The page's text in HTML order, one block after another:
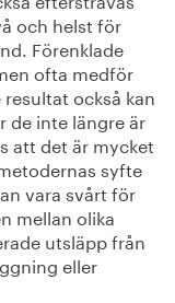
och helst för
Förenklade
ofta medför
också kan
de inte längre är
att det är mycket
syfte
vara svårt för
mellan olika
utsläpp från
eller